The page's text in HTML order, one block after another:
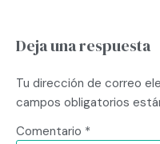
Deja una respuesta
Tu dirección de correo
campos obligatorios
Comentario *